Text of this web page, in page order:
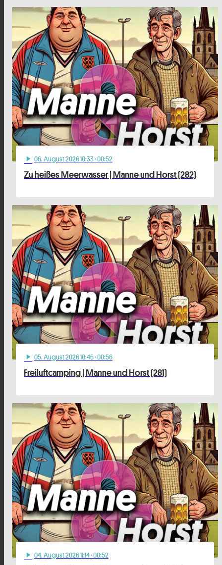
play_arrow 06. August 2026 10:33· 00:52
Zu heißes Meerwasser | Manne und Horst (282)
play_arrow 05. August 2026 10:46· 00:56
Freiluftcamping | Manne und Horst (281)
play_arrow 04. August 2026 11:14· 00:52